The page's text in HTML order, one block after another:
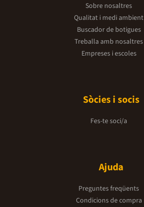
Sobre nosaltres
Qualitat i medi ambient
Buscador de botigues
Treballa amb nosaltres
Empreses i escoles
Sòcies i socis
Fes-te soci/a
Ajuda
Preguntes freqüents
Condicions de compra